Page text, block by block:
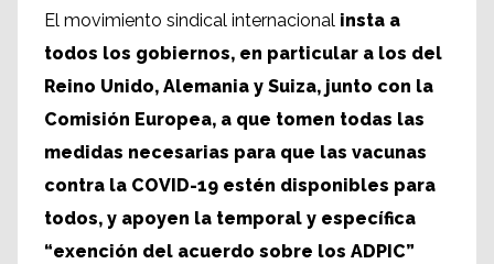
El movimiento sindical internacional insta a
todos los gobiernos, en particular a los del
Reino Unido, Alemania y Suiza, junto con la
Comisión Europea, a que tomen todas las
medidas necesarias para que las vacunas
contra la COVID-19 estén disponibles para
todos, y apoyen la temporal y específica
“exención del acuerdo sobre los ADPIC”